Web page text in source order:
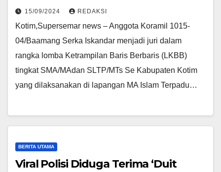
15/09/2024 REDAKSI
Kotim,Supersemar news – Anggota Koramil 1015-
04/Baamang Serka Iskandar menjadi juri dalam
rangka lomba Ketrampilan Baris Berbaris (LKBB)
tingkat SMA/MAdan SLTP/MTs Se Kabupaten Kotim
yang dilaksanakan di lapangan MA Islam Terpadu…
BERITA UTAMA
Viral Polisi Diduga Terima ‘Duit